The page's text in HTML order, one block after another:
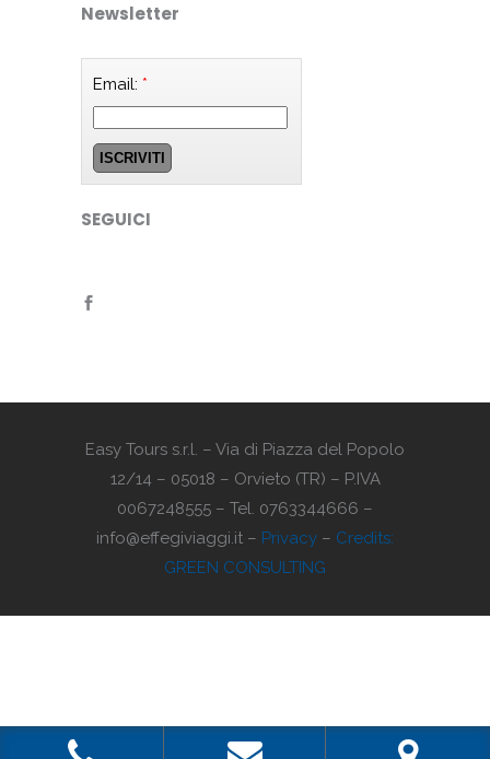
Newsletter
Email: *
SEGUICI
Easy Tours s.r.l. – Via di Piazza del Popolo
12/14 – 05018 – Orvieto (TR) – P.IVA
0067248555 – Tel. 0763344666 –
info@effegiviaggi.it – Privacy – Credits:
GREEN CONSULTING